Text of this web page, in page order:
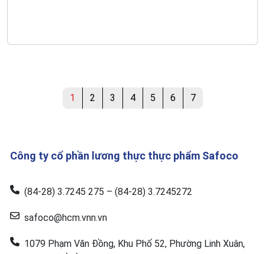
1 2 3 4 5 6 7
Công ty cổ phần lương thực thực phẩm Safoco
(84-28) 3.7245 275 – (84-28) 3.7245272
safoco@hcm.vnn.vn
1079 Phạm Văn Đồng, Khu Phố 52, Phường Linh Xuân,